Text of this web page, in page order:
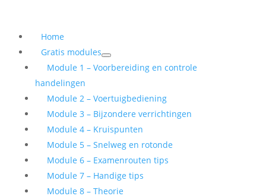
Home
Gratis modules
Module 1 – Voorbereiding en controle
handelingen
Module 2 – Voertuigbediening
Module 3 – Bijzondere verrichtingen
Module 4 – Kruispunten
Module 5 – Snelweg en rotonde
Module 6 – Examenrouten tips
Module 7 – Handige tips
Module 8 – Theorie